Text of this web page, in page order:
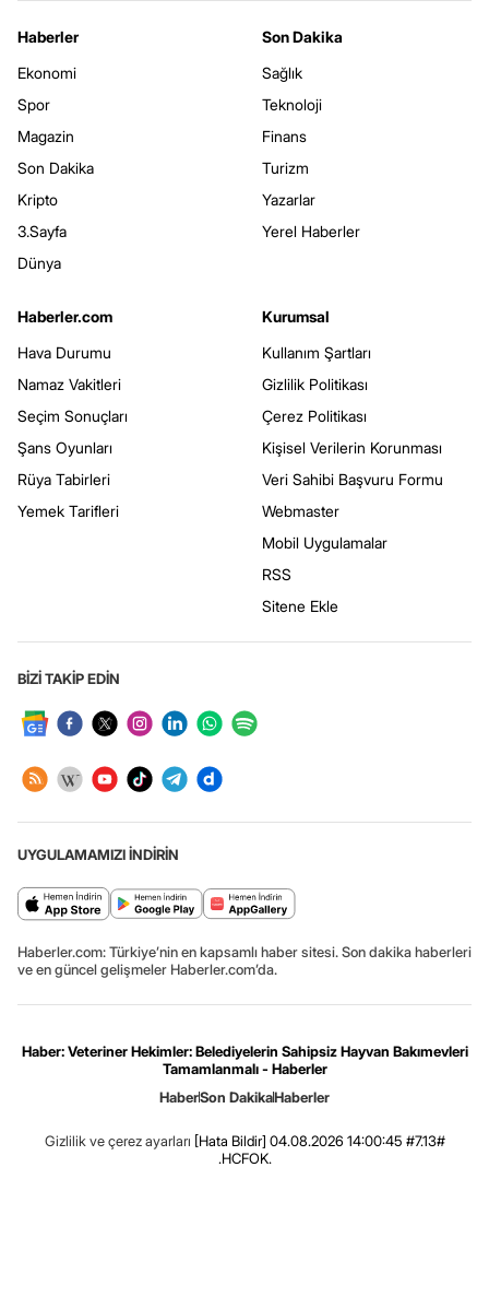
Haberler
Ekonomi
Spor
Magazin
Son Dakika
Kripto
3.Sayfa
Dünya
Son Dakika
Sağlık
Teknoloji
Finans
Turizm
Yazarlar
Yerel Haberler
Haberler.com
Hava Durumu
Namaz Vakitleri
Seçim Sonuçları
Şans Oyunları
Rüya Tabirleri
Yemek Tarifleri
Kurumsal
Kullanım Şartları
Gizlilik Politikası
Çerez Politikası
Kişisel Verilerin Korunması
Veri Sahibi Başvuru Formu
Webmaster
Mobil Uygulamalar
RSS
Sitene Ekle
BİZİ TAKİP EDİN
UYGULAMAMIZI İNDİRİN
Haberler.com: Türkiye’nin en kapsamlı haber sitesi. Son dakika haberleri
ve en güncel gelişmeler Haberler.com’da.
Haber: Veteriner Hekimler: Belediyelerin Sahipsiz Hayvan Bakımevleri
Tamamlanmalı - Haberler
HaberSon DakikaHaberler
Gizlilik ve çerez ayarları [Hata Bildir] 04.08.2026 14:00:45 #7.13#
.HCFOK.